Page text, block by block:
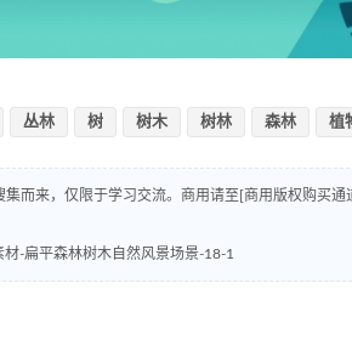
丛林 树 树木 树林 森林 植
集而来，仅限于学习交流。商用请至[商用版权购买
材-扁平森林树木自然风景场景-18-1